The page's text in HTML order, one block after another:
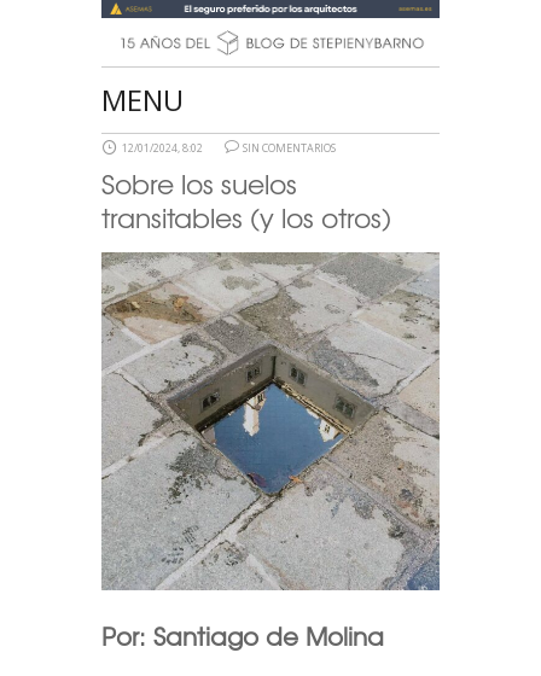
MENU
12/01/2024, 8:02 SIN COMENTARIOS
Sobre los suelos
transitables (y los otros)
Por: Santiago de Molina